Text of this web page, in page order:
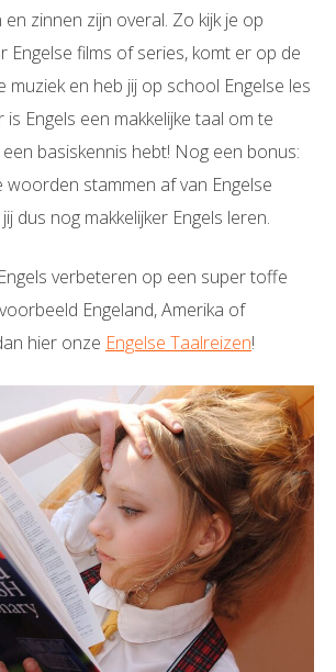
zinnen zijn overal. Zo kijk je op
Engelse films of series, komt er op de
muziek en heb jij op school Engelse les
Engels een makkelijke taal om te
basiskennis hebt! Nog een bonus:
stammen af van Engelse
dus nog makkelijker Engels leren.
verbeteren op een super toffe
Engeland, Amerika of
hier onze Engelse Taalreizen!